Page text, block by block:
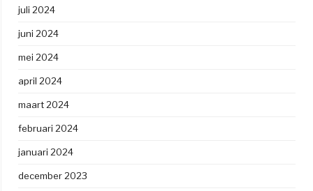
juli 2024
juni 2024
mei 2024
april 2024
maart 2024
februari 2024
januari 2024
december 2023